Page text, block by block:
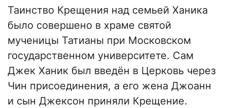
Таинство Крещения над семьей Ханика
было совершено в храме святой
мученицы Татианы при Московском
государственном университете. Сам
Джек Ханик был введён в Церковь через
Чин присоединения, а его жена Джоанн
и сын Джексон приняли Крещение.